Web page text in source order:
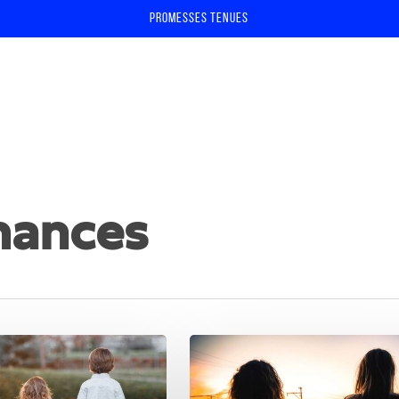
Promesses tenues
Avortement
–
Un